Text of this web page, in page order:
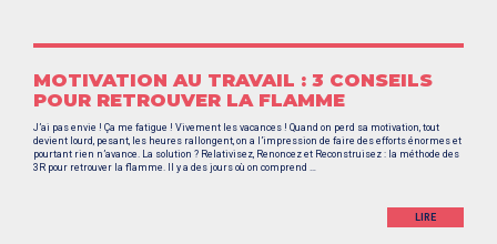
MOTIVATION AU TRAVAIL : 3 CONSEILS
POUR RETROUVER LA FLAMME
J’ai pas envie ! Ça me fatigue ! Vivement les vacances ! Quand on perd sa motivation, tout
devient lourd, pesant, les heures rallongent, on a l’impression de faire des efforts énormes et
pourtant rien n’avance. La solution ? Relativisez, Renoncez et Reconstruisez : la méthode des
3R pour retrouver la flamme. Il y a des jours où on comprend …
LIRE